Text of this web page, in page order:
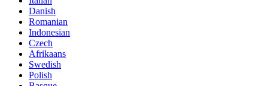
Danish
Romanian
Indonesian
Czech
Afrikaans
Swedish
Polish